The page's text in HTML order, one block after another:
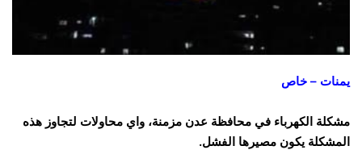
يمنات – خاص
مشكلة الكهرباء في محافظة عدن مزمنة، واي محاولات لتجاوز هذه
المشكلة يكون مصيرها الفشل.